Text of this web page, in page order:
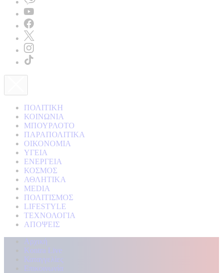
ΠΟΛΙΤΙΚΗ
ΚΟΙΝΩΝΙΑ
ΜΠΟΥΡΛΟΤΟ
ΠΑΡΑΠΟΛΙΤΙΚΑ
ΟΙΚΟΝΟΜΙΑ
ΥΓΕΙΑ
ΕΝΕΡΓΕΙΑ
ΚΟΣΜΟΣ
ΑΘΛΗΤΙΚΑ
MEDIA
ΠΟΛΙΤΙΣΜΟΣ
LIFESTYLE
ΤΕΧΝΟΛΟΓΙΑ
ΑΠΟΨΕΙΣ
Αρχική
Kontra Live
Καταγγελίες
Επικοινωνία